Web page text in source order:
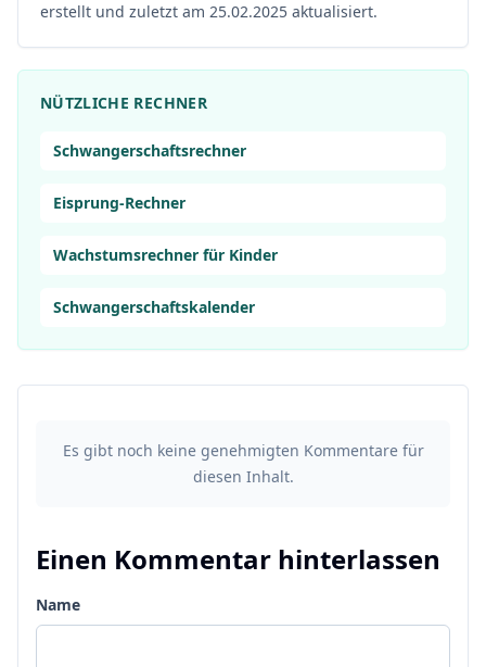
erstellt und zuletzt am 25.02.2025 aktualisiert.
NÜTZLICHE RECHNER
Schwangerschaftsrechner
Eisprung-Rechner
Wachstumsrechner für Kinder
Schwangerschaftskalender
Es gibt noch keine genehmigten Kommentare für
diesen Inhalt.
Einen Kommentar hinterlassen
Name